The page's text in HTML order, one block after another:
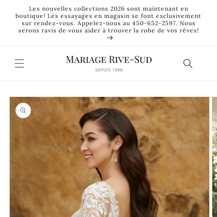
passer
au
contenu
Les nouvelles collections 2026 sont maintenant en
boutique! Les essayages en magasin se font exclusivement
sur rendez-vous. Appelez-nous au 450-652-2597. Nous
serons ravis de vous aider à trouver la robe de vos rêves!
Passer aux
informations
produits